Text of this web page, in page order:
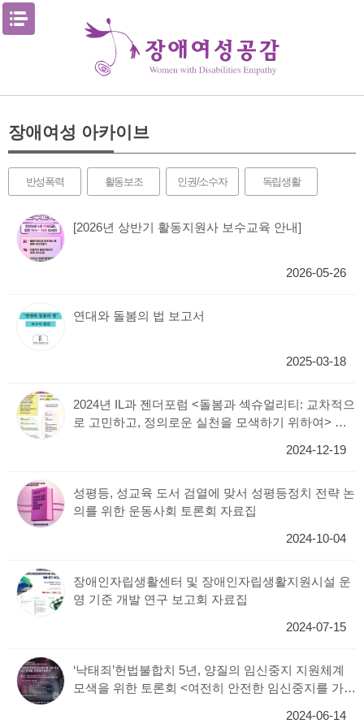
Skip
장애여성 아카이브
반성폭력 활동보조 인권/소수자 독립생활
[2026년 상반기 활동지원사 보수교육 안내]
2026-05-26
연대와 돌봄의 법 보고서
2025-03-18
2024년 IL과 젠더포럼 <돌봄과 섹슈얼리티: 교차적으
로 고민하고, 정의로운 실천을 모색하기 위하여> 자
2024-12-19
성평등, 성교육 도서 검열에 맞서 성평등정치 전략 논
의를 위한 운동사회 토론회 자료집
2024-10-04
장애인자립생활센터 및 장애인자립생활지원시설 운
영 기준 개발 연구 보고회 자료집
2024-07-15
‘낙태죄’헌법불합치 5년, 양질의 임신중지 지원체계
모색을 위한 토론회 <여전히 안전한 임신중지를 가로
2024-06-14